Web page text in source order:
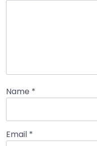
Name *
Email *